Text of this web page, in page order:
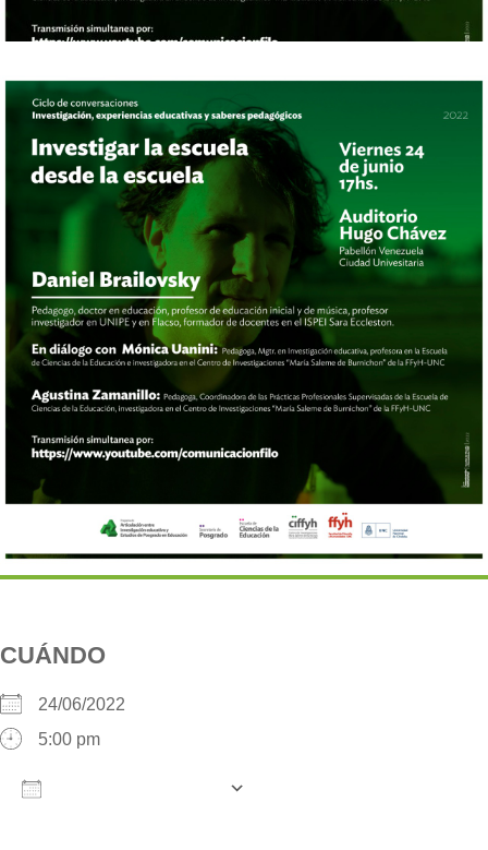
CUÁNDO
24/06/2022
5:00 pm